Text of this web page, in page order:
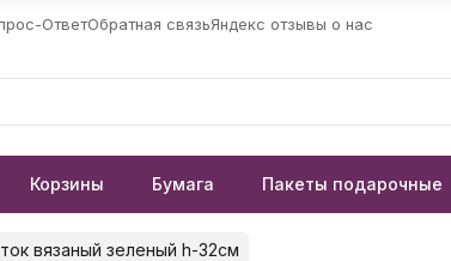
ОтветОбратная связьЯндекс отзывы о нас
Корзины Бумага Пакеты подарочные
вязаный зеленый h-32см